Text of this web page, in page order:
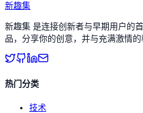
新趣集
新趣集 是连接创新者与早期用户的
品，分享你的创意，并与充满激情的
热门分类
技术